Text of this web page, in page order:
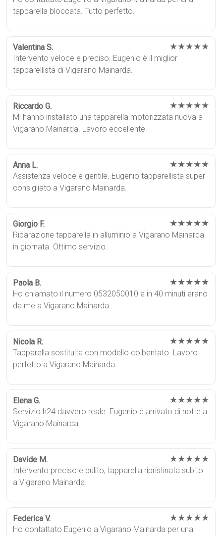
tapparella bloccata. Tutto perfetto.
Valentina S. ★★★★★
Intervento veloce e preciso. Eugenio è il miglior
tapparellista di Vigarano Mainarda.
Riccardo G. ★★★★★
Mi hanno installato una tapparella motorizzata nuova a
Vigarano Mainarda. Lavoro eccellente.
Anna L. ★★★★★
Assistenza veloce e gentile. Eugenio tapparellista super
consigliato a Vigarano Mainarda.
Giorgio F. ★★★★★
Riparazione tapparella in alluminio a Vigarano Mainarda
in giornata. Ottimo servizio.
Paola B. ★★★★★
Ho chiamato il numero 0532050010 e in 40 minuti erano
da me a Vigarano Mainarda.
Nicola R. ★★★★★
Tapparella sostituita con modello coibentato. Lavoro
perfetto a Vigarano Mainarda.
Elena G. ★★★★★
Servizio h24 davvero reale. Eugenio è arrivato di notte a
Vigarano Mainarda.
Davide M. ★★★★★
Intervento preciso e pulito, tapparella ripristinata subito
a Vigarano Mainarda.
Federica V. ★★★★★
Ho contattato Eugenio a Vigarano Mainarda per una